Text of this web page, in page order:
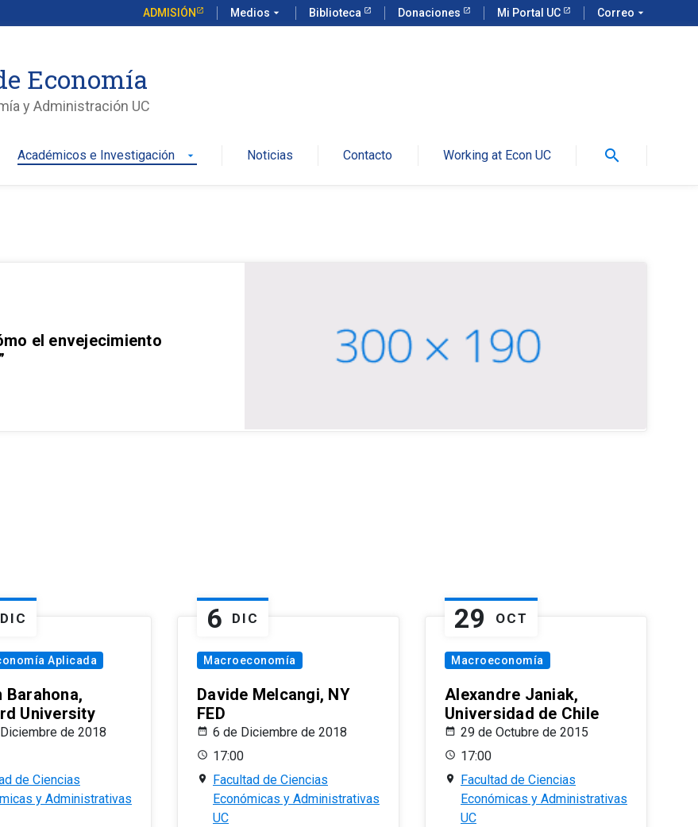
ADMISIÓN Medios arrow_drop_down Biblioteca Donaciones Mi Portal UC Correo arrow_drop_down
Economía
y Administración UC
Académicos e Investigación arrow_drop_down Noticias Contacto Working at Econ UC search
el envejecimiento
DIC
Aplicada
Barahona,
University
de 2018
de Ciencias
y Administrativas
6 DIC
Macroeconomía
Davide Melcangi, NY
FED
6 de Diciembre de 2018
17:00
Facultad de Ciencias
Económicas y Administrativas
UC
29 OCT
Macroeconomía
Alexandre Janiak,
Universidad de Chile
29 de Octubre de 2015
17:00
Facultad de Ciencias
Económicas y Administrativas
UC